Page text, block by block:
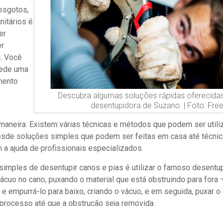
Descubra algumas soluções rápidas
desentupidora de Suzano. | Foto:
é
Você
uma
Existem várias técnicas e métodos que podem ser
soluções simples que podem ser feitas em casa até
a ajuda de profissionais especializados.
de desentupir canos e pias é utilizar o famoso
no cano, puxando o material que está obstruindo para fora
empurrá-lo para baixo, criando o vácuo, e em seguida, puxar
até que a obstrução seja removida.